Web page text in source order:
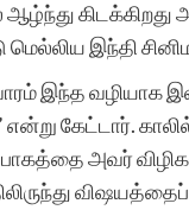
ஆழ்ந்து
இந்தி
இந்த வழியாக
என்று கேட்டார்.
அவர்